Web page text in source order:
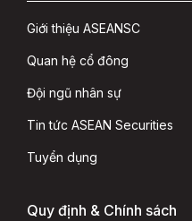
Giới thiệu ASEANSC
Quan hệ cổ đông
Đội ngũ nhân sự
Tin tức ASEAN Securities
Tuyển dụng
Quy định & Chính sách